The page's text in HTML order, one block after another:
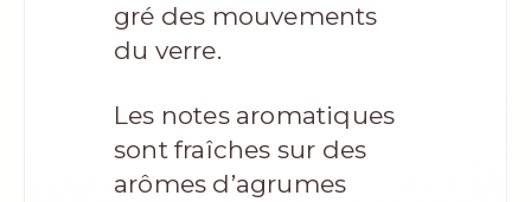
gré des mouvements
du verre.
Les notes aromatiques
sont fraîches sur des
arômes d’agrumes